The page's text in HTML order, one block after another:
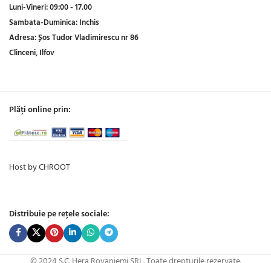
Luni-Vineri:09:00 - 17.00
Sambata-Duminica:Inchis
Adresa:Șos Tudor Vladimirescu nr 86
Clinceni, Ilfov
Plăți online prin:
Host by CHROOT
Distribuie pe rețele sociale: